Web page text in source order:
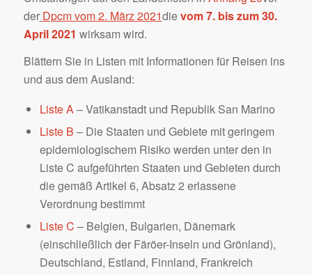
der Dpcm vom 2. März 2021dievom 7. bis zum 30.
April 2021 wirksam wird.
Blättern Sie in Listen mit Informationen für Reisen ins
und aus dem Ausland:
Liste A– Vatikanstadt und Republik San Marino
Liste B – Die Staaten und Gebiete mit geringem
epidemiologischem Risiko werden unter den in
Liste C aufgeführten Staaten und Gebieten durch
die gemäß Artikel 6, Absatz 2 erlassene
Verordnung bestimmt
Liste C – Belgien, Bulgarien, Dänemark
(einschließlich der Färöer-Inseln und Grönland),
Deutschland, Estland, Finnland, Frankreich